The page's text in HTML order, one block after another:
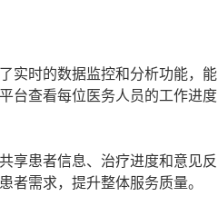
实时的数据监控和分析功能，能
台查看每位医务人员的工作进度
享患者信息、治疗进度和意见反
需求，提升整体服务质量。